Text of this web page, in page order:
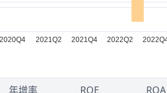
年增率 ROE ROA